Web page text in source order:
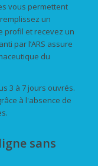
vous permettent
un
profil et recevez un
par l’ARS assure
du
3 à 7 jours ouvrés.
à l'absence de
sans